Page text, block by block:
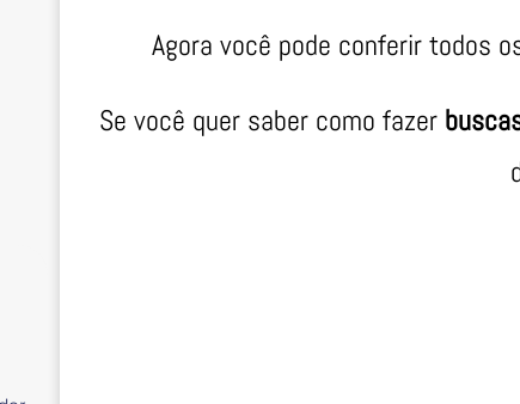
Agora você pode conferir todos
Se você quer saber como fazer